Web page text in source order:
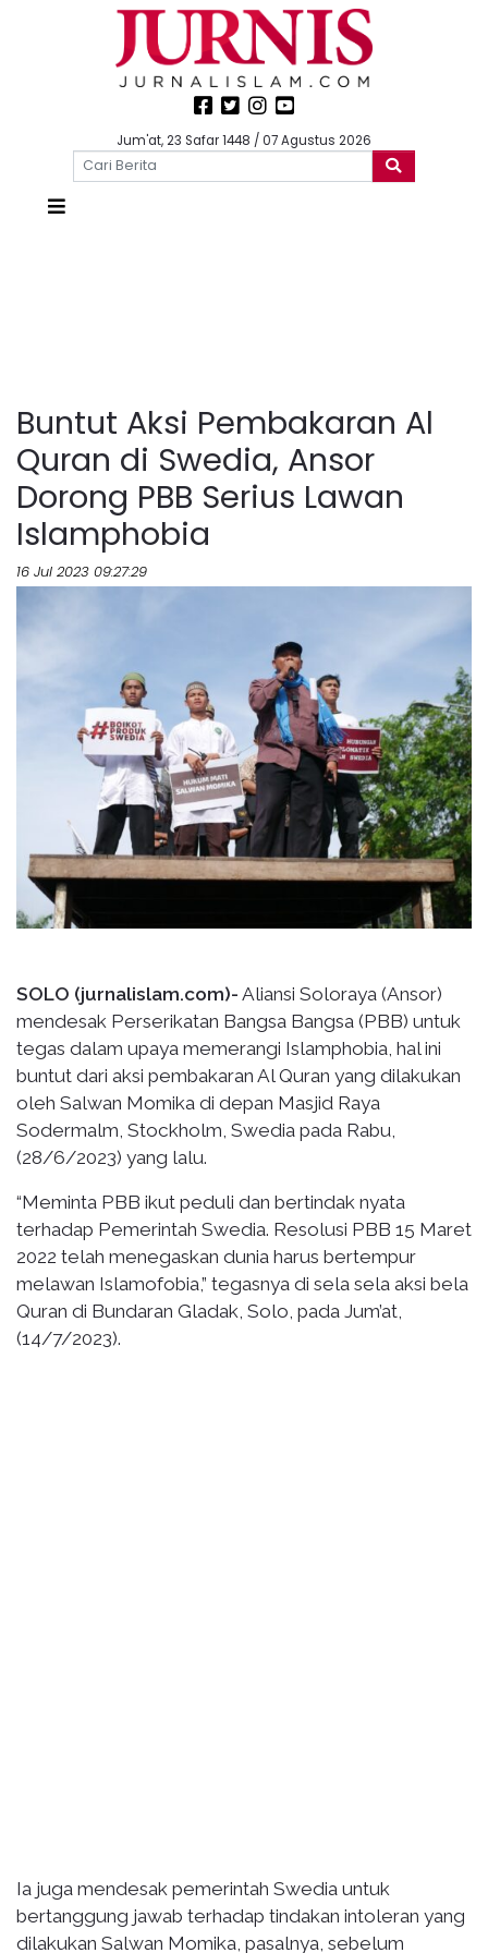
Jum'at, 23 Safar 1448 / 07 Agustus 2026
Buntut Aksi Pembakaran Al
Quran di Swedia, Ansor
Dorong PBB Serius Lawan
Islamphobia
16 Jul 2023 09:27:29
SOLO (jurnalislam.com)- Aliansi Soloraya (Ansor)
mendesak Perserikatan Bangsa Bangsa (PBB) untuk
tegas dalam upaya memerangi Islamphobia, hal ini
buntut dari aksi pembakaran Al Quran yang dilakukan
oleh Salwan Momika di depan Masjid Raya
Sodermalm, Stockholm, Swedia pada Rabu,
(28/6/2023) yang lalu.
“Meminta PBB ikut peduli dan bertindak nyata
terhadap Pemerintah Swedia. Resolusi PBB 15 Maret
2022 telah menegaskan dunia harus bertempur
melawan Islamofobia,” tegasnya di sela sela aksi bela
Quran di Bundaran Gladak, Solo, pada Jum’at,
(14/7/2023).
Ia juga mendesak pemerintah Swedia untuk
bertanggung jawab terhadap tindakan intoleran yang
dilakukan Salwan Momika, pasalnya, sebelum